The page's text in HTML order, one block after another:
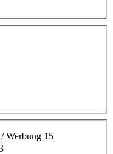
Werbung 15